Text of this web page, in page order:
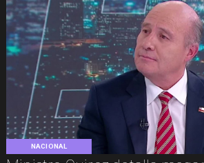
NACIONAL